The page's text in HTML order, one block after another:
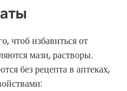
чтоб избавиться от
мази, растворы.
без рецепта в аптеках,